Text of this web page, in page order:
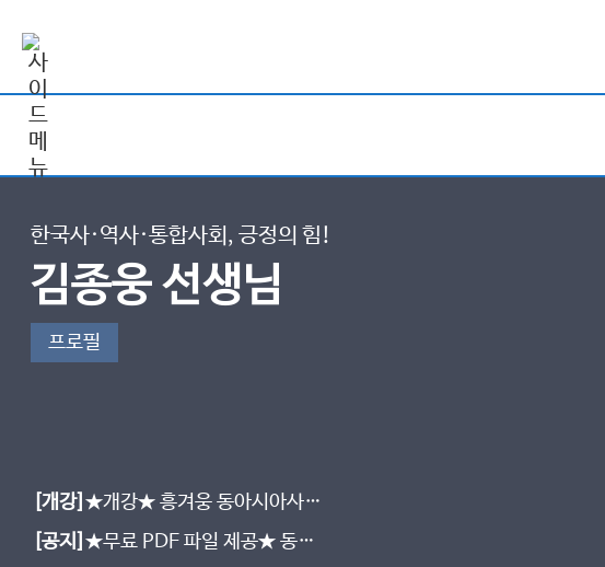
한국사·역사·통합사회, 긍정의 힘!
김종웅 선생님
프로필
[개강] ★개강★ 흥겨웅 동아시아사/
세계사 압축 특강 개강 안내
[공지] ★무료 PDF 파일 제공★ 동아